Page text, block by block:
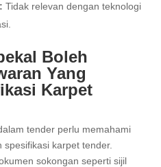
Tidak relevan dengan teknologi
Boleh
Yang
Karpet
tender perlu memahami
karpet tender.
sokongan seperti sijil